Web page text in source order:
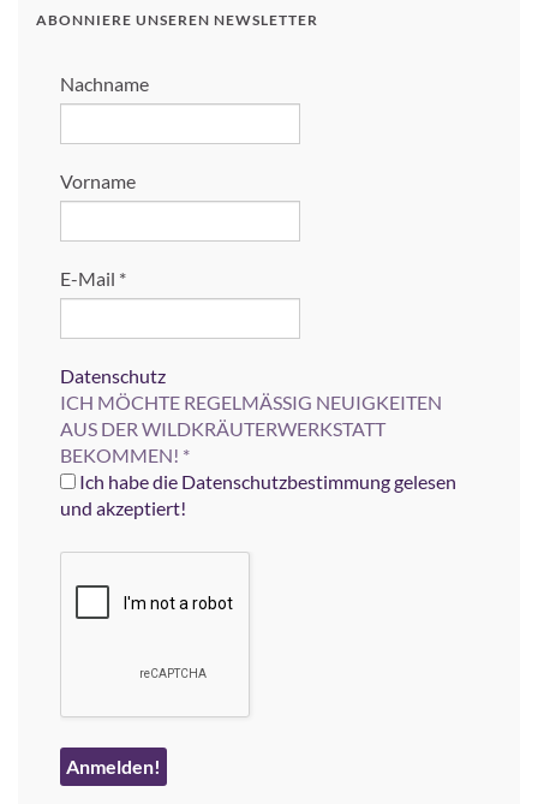
ABONNIERE UNSEREN NEWSLETTER
Nachname
Vorname
E-Mail *
Datenschutz
ICH MÖCHTE REGELMÄSSIG NEUIGKEITEN
AUS DER WILDKRÄUTERWERKSTATT
BEKOMMEN! *
Ich habe die Datenschutzbestimmung gelesen
und akzeptiert!